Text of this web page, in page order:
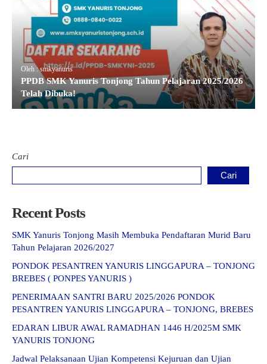
Oleh : smkyanuris
PPDB SMK Yanuris Tonjong Tahun Pelajaran 2025/2026
Telah Dibuka!
Cari
Cari
Recent Posts
SMK Yanuris Tonjong Masih Membuka Pendaftaran Murid Baru
Tahun Pelajaran 2026/2027
PONDOK PESANTREN YANURIS LINGGAPURA – TONJONG
BREBES ( PONPES YANURIS )
PENERIMAAN SANTRI BARU 2025/2026 PONDOK
PESANTREN YANURIS LINGGAPURA – TONJONG, BREBES
EDARAN LIBUR AWAL RAMADHAN 1446 H/2025M SMK
YANURIS TONJONG
Jadwal Pelaksanaan Ujian Kompetensi Kejuruan dan Ujian